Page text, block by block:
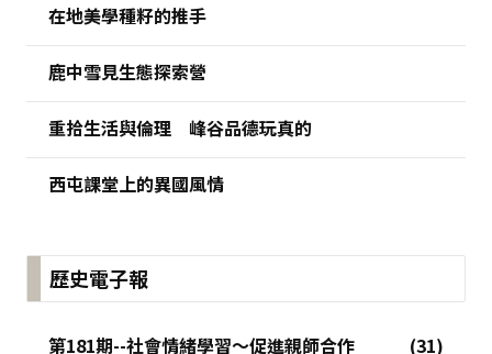
在地美學種籽的推手
鹿中雪見生態探索營
重拾生活與倫理 峰谷品德玩真的
西屯課堂上的異國風情
歷史電子報
第181期--社會情緒學習～促進親師合作